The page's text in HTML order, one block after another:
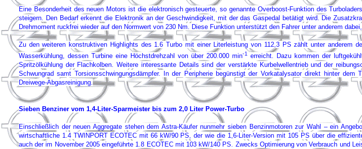
Eine Besonderheit des neuen Motors ist die elektronisch gesteuerte, so genannte Overboost-Funktion des
steigern. Den Bedarf erkennt die Elektronik an der Geschwindigkeit, mit der das Gaspedal betätigt wird. Die
Drehmoment ruckfrei wieder auf den Normwert von 230 Nm. Diese Funktion unterstützt den Fahrer unter anderem
Zu den weiteren konstruktiven Highlights des 1.6 Turbo mit einer Literleistung von 112,3 PS zählt unter anderem
Wasserkühlung, dessen Turbine eine Höchstdrehzahl von über 200.000 min-1
erreicht. Dazu kommen der
Spritzölkühlung der Flachkolben. Weitere interessante Details sind der verstärkte Kurbelwellentrieb und der
Schwungrad samt Torsionsschwingungsdämpfer. In der Peripherie begünstigt der Vorkatalysator direkt hinter
Dreiwege-Abgasreinigung.
Sieben Benziner vom 1,4-Liter-Sparmeister bis zum 2,0 Liter Power-Turbo
Einschließlich der neuen Aggregate stehen dem Astra-Käufer nunmehr sieben Benzinmotoren zur Wahl – ein
wirtschaftliche 1.4 TWINPORT ECOTEC mit 66 kW/90 PS, der wie die 1,6-Liter-Version mit 105 PS über die
auch der im November 2005 eingeführte 1.8 ECOTEC mit 103 kW/140 PS. Zwecks Optimierung von Verbrauch und